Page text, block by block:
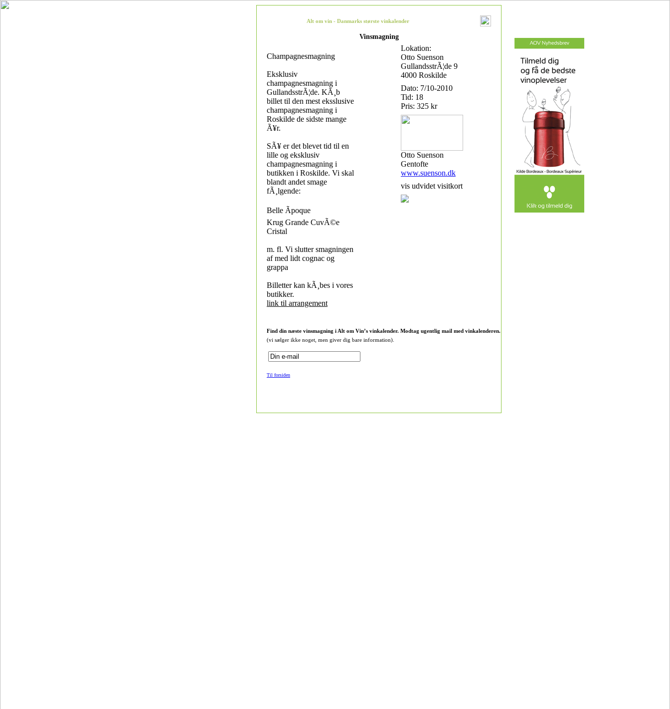
Alt om vin - Danmarks største vinkalender
Vinsmagning
Champagnesmagning
Eksklusiv
champagnesmagning i
GullandsstrÃ¦de. KÃ¸b
billet til den mest eksslusive
champagnesmagning i
Roskilde de sidste mange
Ã¥r.
SÃ¥ er det blevet tid til en
lille og eksklusiv
champagnesmagning i
butikken i Roskilde. Vi skal
blandt andet smage
fÃ¸lgende:
Belle Ãpoque
Krug Grande CuvÃ©e
Cristal
m. fl. Vi slutter smagningen
af med lidt cognac og
grappa
Billetter kan kÃ¸bes i vores
butikker.
link til arrangement
Lokation:
Otto Suenson
GullandsstrÃ¦de 9
4000 Roskilde
Dato: 7/10-2010
Tid: 18
Pris: 325 kr
Otto Suenson
Gentofte
www.suenson.dk
vis udvidet visitkort
Find din næste vinsmagning i Alt om Vin’s vinkalender. Modtag ugentlig mail med vinkalenderen.
(vi sælger ikke noget, men giver dig bare information).
Til forsiden